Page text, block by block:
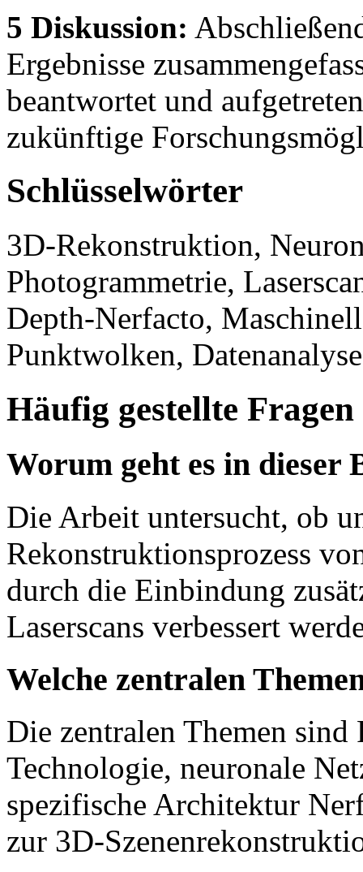
5 Diskussion:
Ergebnisse
beantwortet und
zukünftige
Schlüsselwörter
3D-Rekonstruktion,
Photogrammetrie,
Depth-Nerfacto,
Punktwolken,
Häufig gestellte Fragen
Worum geht es in dieser
Die Arbeit untersucht, ob
Rekonstruktionsprozess
durch die Einbindung
Laserscans verbessert
Welche zentralen
Die zentralen Themen
Technologie, neuronale
spezifische Architektur
zur 3D-